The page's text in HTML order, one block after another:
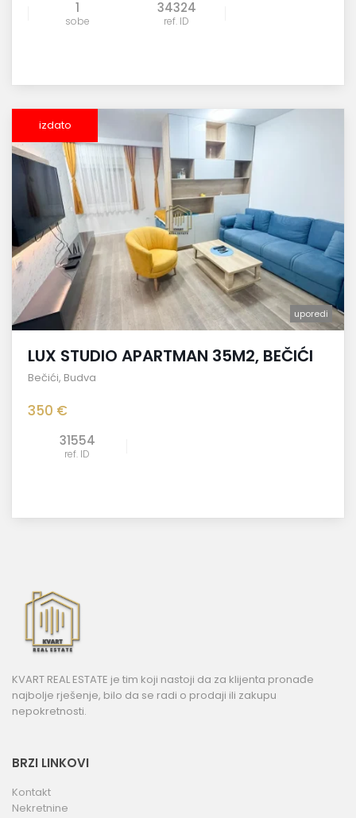
1
sobe
34324
ref. ID
izdato
uporedi
LUX STUDIO APARTMAN 35M2, BEČIĆI
Bečići, Budva
350 €
31554
ref. ID
KVART REAL ESTATE je tim koji nastoji da za klijenta pronađe
najbolje rješenje, bilo da se radi o prodaji ili zakupu
nepokretnosti.
BRZI LINKOVI
Kontakt
Nekretnine